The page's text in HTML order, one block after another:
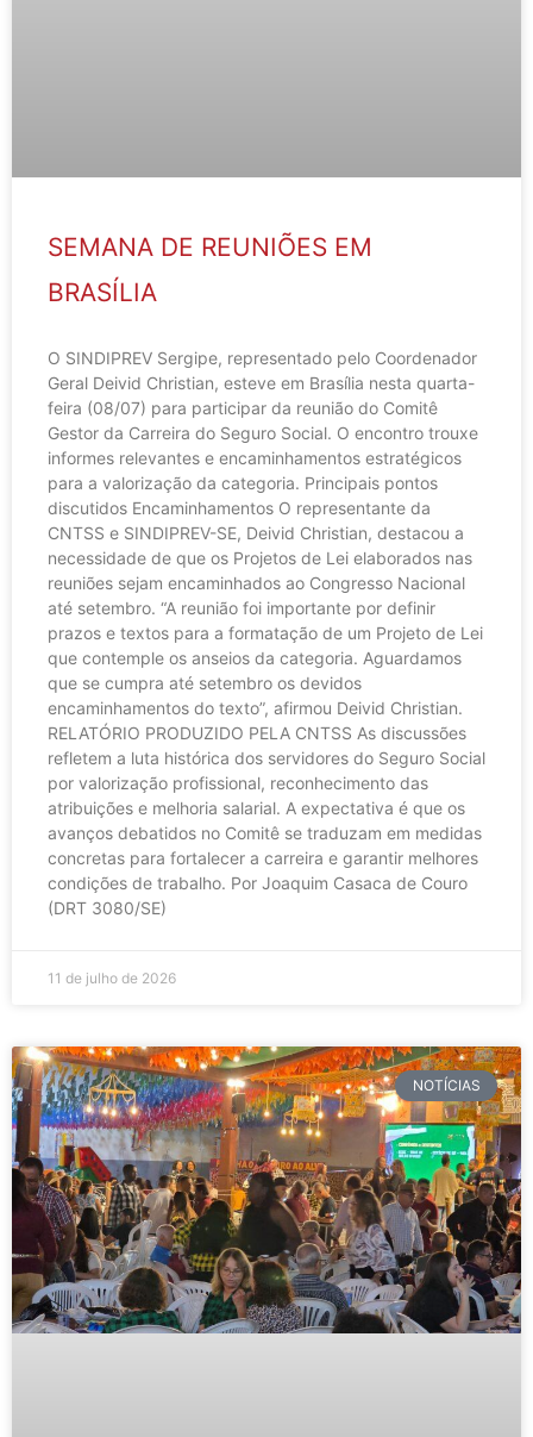
SEMANA DE REUNIÕES EM
BRASÍLIA
O SINDIPREV Sergipe, representado pelo Coordenador
Geral Deivid Christian, esteve em Brasília nesta quarta-
feira (08/07) para participar da reunião do Comitê
Gestor da Carreira do Seguro Social. O encontro trouxe
informes relevantes e encaminhamentos estratégicos
para a valorização da categoria. Principais pontos
discutidos Encaminhamentos O representante da
CNTSS e SINDIPREV-SE, Deivid Christian, destacou a
necessidade de que os Projetos de Lei elaborados nas
reuniões sejam encaminhados ao Congresso Nacional
até setembro. “A reunião foi importante por definir
prazos e textos para a formatação de um Projeto de Lei
que contemple os anseios da categoria. Aguardamos
que se cumpra até setembro os devidos
encaminhamentos do texto”, afirmou Deivid Christian.
RELATÓRIO PRODUZIDO PELA CNTSS As discussões
refletem a luta histórica dos servidores do Seguro Social
por valorização profissional, reconhecimento das
atribuições e melhoria salarial. A expectativa é que os
avanços debatidos no Comitê se traduzam em medidas
concretas para fortalecer a carreira e garantir melhores
condições de trabalho. Por Joaquim Casaca de Couro
(DRT 3080/SE)
11 de julho de 2026
NOTÍCIAS